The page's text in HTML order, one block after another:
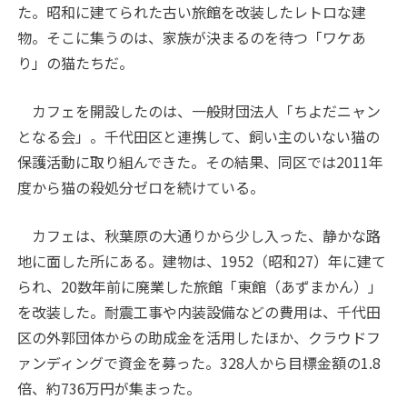
た。昭和に建てられた古い旅館を改装したレトロな建
物。そこに集うのは、家族が決まるのを待つ「ワケあ
り」の猫たちだ。
カフェを開設したのは、一般財団法人「ちよだニャン
となる会」。千代田区と連携して、飼い主のいない猫の
保護活動に取り組んできた。その結果、同区では2011年
度から猫の殺処分ゼロを続けている。
カフェは、秋葉原の大通りから少し入った、静かな路
地に面した所にある。建物は、1952（昭和27）年に建て
られ、20数年前に廃業した旅館「東館（あずまかん）」
を改装した。耐震工事や内装設備などの費用は、千代田
区の外郭団体からの助成金を活用したほか、クラウドフ
ァンディングで資金を募った。328人から目標金額の1.8
倍、約736万円が集まった。